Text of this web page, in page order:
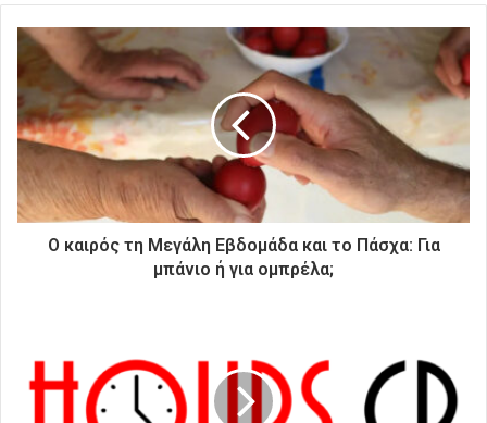
ε
η
ν
η
λ
κ
τ
Ο καιρός τη Μεγάλη Εβδομάδα και το Πάσχα: Για
μπάνιο ή για ομπρέλα;